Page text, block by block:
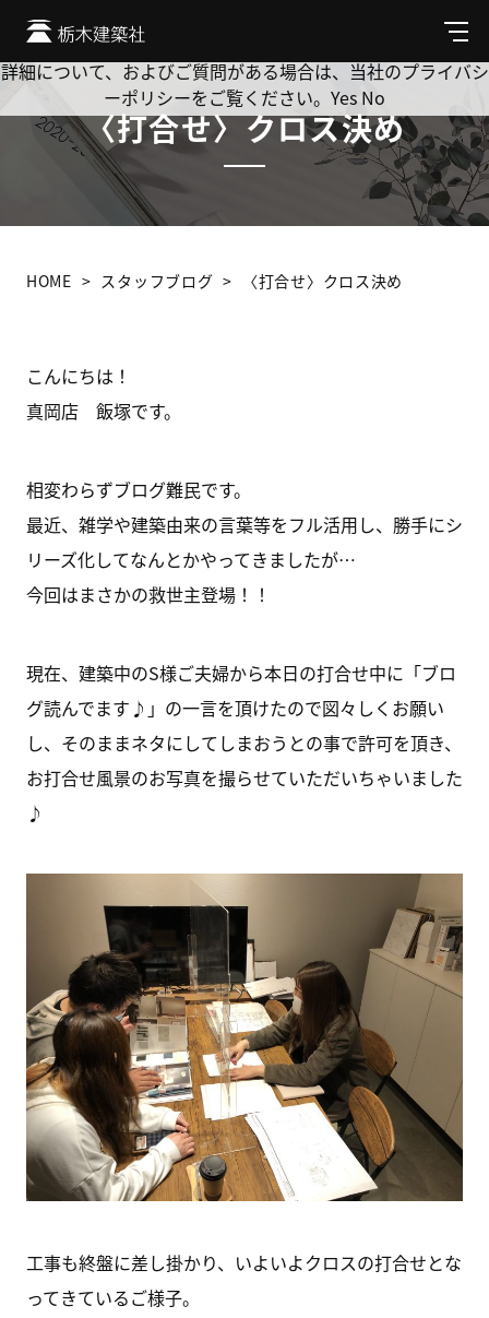
メ
ニ
ュ
〈打合せ〉クロス決め
HOME スタッフブログ 〈打合せ〉クロス決め
こんにちは！
真岡店 飯塚です。
相変わらずブログ難民です。
最近、雑学や建築由来の言葉等をフル活用し、勝手にシ
リーズ化してなんとかやってきましたが…
今回はまさかの救世主登場！！
現在、建築中のS様ご夫婦から本日の打合せ中に「ブロ
グ読んでます♪」の一言を頂けたので図々しくお願い
し、そのままネタにしてしまおうとの事で許可を頂き、
お打合せ風景のお写真を撮らせていただいちゃいました
♪
工事も終盤に差し掛かり、いよいよクロスの打合せとな
ってきているご様子。
Cookie を使用して、お客様の活動を追跡してもよろしいです
か? 当社ではお客様のプライバシーを極めて重視しています。
詳細について、およびご質問がある場合は、当社のプライバシ
ーポリシーをご覧ください。 Yes No